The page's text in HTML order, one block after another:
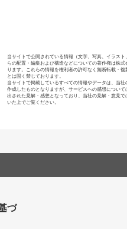
当サイトで公開されている情報（文字、写真、イラス
らの配置・編集および構造などについての著作権は株式
ります。これらの情報を権利者の許可なく無断転載・複
とは固く禁じております。
当サイトで掲載しているすべての情報やデータは、当社
作成したものとなりますが、サービスへの感想につい
出された見解・感想となっており、当社の見解・意見
いた上でご覧ください。
づ